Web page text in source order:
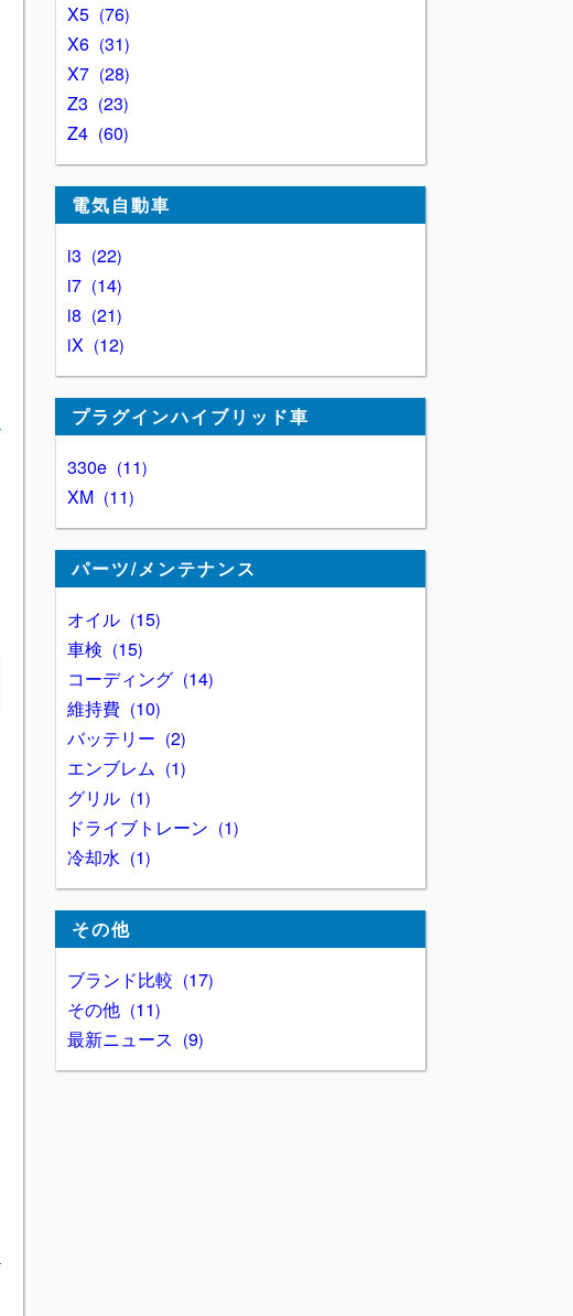
X5
76
X6
31
X7
28
Z3
23
Z4
60
電気自動車
i3
22
i7
14
i8
21
iX
12
プラグインハイブリッド車
330e
11
XM
11
パーツ/メンテナンス
オイル
15
車検
15
コーディング
14
維持費
10
バッテリー
2
エンブレム
1
グリル
1
ドライブトレーン
1
冷却水
1
その他
ブランド比較
17
その他
11
最新ニュース
9